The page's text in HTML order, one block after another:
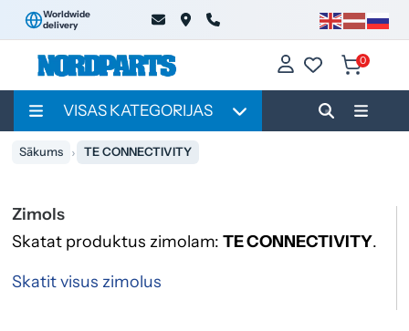
Worldwide
delivery
0
VISAS KATEGORIJAS
Sākums TE CONNECTIVITY
Zimols
Skatat produktus zimolam:TE CONNECTIVITY.
Skatit visus zimolus